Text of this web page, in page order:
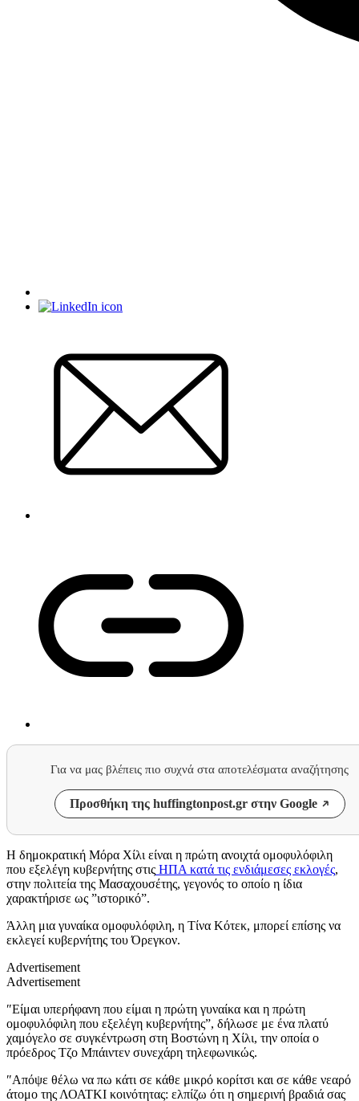
Για να μας βλέπεις πιο συχνά στα αποτελέσματα αναζήτησης
Προσθήκη της huffingtonpost.gr στην Google
Η δημοκρατική Μόρα Χίλι είναι η πρώτη ανοιχτά ομοφυλόφιλη
που εξελέγη κυβερνήτης στις ΗΠΑ κατά τις ενδιάμεσες εκλογές,
στην πολιτεία της Μασαχουσέτης, γεγονός το οποίο η ίδια
χαρακτήρισε ως ”ιστορικό”.
Άλλη μια γυναίκα ομοφυλόφιλη, η Τίνα Κότεκ, μπορεί επίσης να
εκλεγεί κυβερνήτης του Όρεγκον.
Advertisement
Advertisement
″Είμαι υπερήφανη που είμαι η πρώτη γυναίκα και η πρώτη
ομοφυλόφιλη που εξελέγη κυβερνήτης”, δήλωσε με ένα πλατύ
χαμόγελο σε συγκέντρωση στη Βοστώνη η Χίλι, την οποία ο
πρόεδρος Τζο Μπάιντεν συνεχάρη τηλεφωνικώς.
″Απόψε θέλω να πω κάτι σε κάθε μικρό κορίτσι και σε κάθε νεαρό
άτομο της ΛΟΑΤΚΙ κοινότητας: ελπίζω ότι η σημερινή βραδιά σας